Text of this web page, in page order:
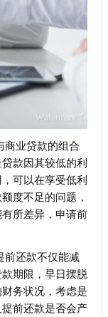
商业贷款的组合
款因其较低的利
可以在享受低利
度不足的问题，
所差异，申请前
前还款不仅能减
期限，早日摆脱
务状况，考虑是
前还款是否会产